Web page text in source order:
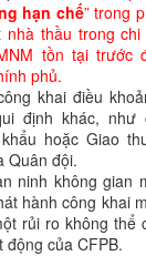
hạn chế” trong
thầu trong
tồn tại trước
phủ.
khai điều
định khác, như
hoặc Giao
Quân đội.
ninh không gian
hành công khai
rủi ro không thể
động của CFPB.